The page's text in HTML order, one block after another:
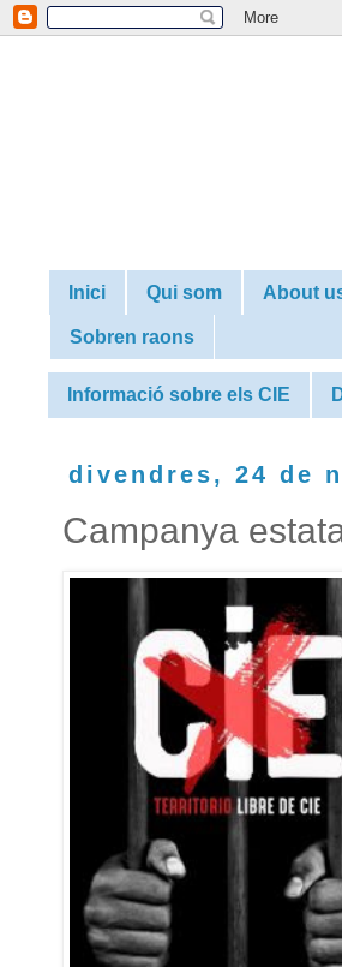
Inici Qui som About
Sobren raons
Informació sobre els CIE
divendres, 24 de
Campanya